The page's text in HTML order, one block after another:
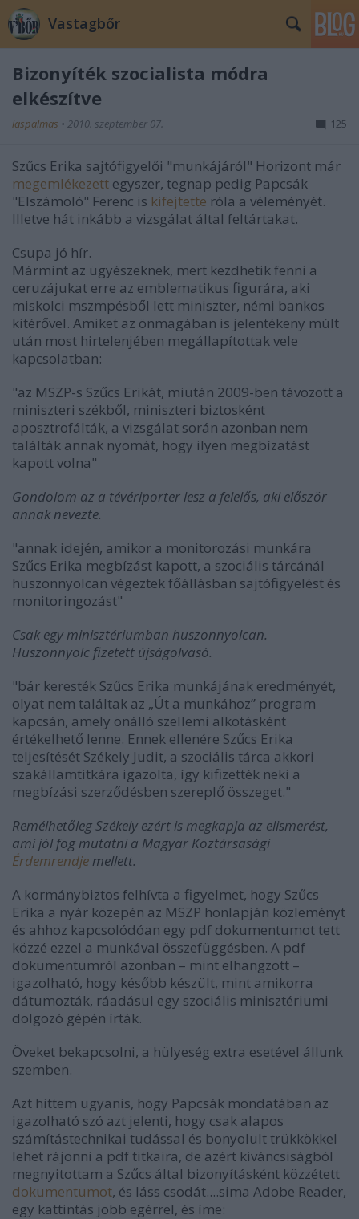
Vastagbőr
Bizonyíték szocialista módra
elkészítve
laspalmas • 2010. szeptember 07. 125
Szűcs Erika sajtófigyelői "munkájáról" Horizont már
megemlékezett egyszer, tegnap pedig Papcsák
"Elszámoló" Ferenc is kifejtette róla a véleményét.
Illetve hát inkább a vizsgálat által feltártakat.
Csupa jó hír.
Mármint az ügyészeknek, mert kezdhetik fenni a
ceruzájukat erre az emblematikus figurára, aki
miskolci mszmpésből lett miniszter, némi bankos
kitérővel. Amiket az önmagában is jelentékeny múlt
után most hirtelenjében megállapítottak vele
kapcsolatban:
"az MSZP-s Szűcs Erikát, miután 2009-ben távozott a
miniszteri székből, miniszteri biztosként
aposztrofálták, a vizsgálat során azonban nem
találták annak nyomát, hogy ilyen megbízatást
kapott volna"
Gondolom az a tévériporter lesz a felelős, aki először
annak nevezte.
"annak idején, amikor a monitorozási munkára
Szűcs Erika megbízást kapott, a szociális tárcánál
huszonnyolcan végeztek főállásban sajtófigyelést és
monitoringozást"
Csak egy minisztériumban huszonnyolcan.
Huszonnyolc fizetett újságolvasó.
"bár keresték Szűcs Erika munkájának eredményét,
olyat nem találtak az „Út a munkához” program
kapcsán, amely önálló szellemi alkotásként
értékelhető lenne. Ennek ellenére Szűcs Erika
teljesítését Székely Judit, a szociális tárca akkori
szakállamtitkára igazolta, így kifizették neki a
megbízási szerződésben szereplő összeget."
Remélhetőleg Székely ezért is megkapja az elismerést,
ami jól fog mutatni a Magyar Köztársasági
Érdemrendje mellett.
A kormánybiztos felhívta a figyelmet, hogy Szűcs
Erika a nyár közepén az MSZP honlapján közleményt
és ahhoz kapcsolódóan egy pdf dokumentumot tett
közzé ezzel a munkával összefüggésben. A pdf
dokumentumról azonban – mint elhangzott –
igazolható, hogy később készült, mint amikorra
dátumozták, ráadásul egy szociális minisztériumi
dolgozó gépén írták.
Öveket bekapcsolni, a hülyeség extra esetével állunk
szemben.
Azt hittem ugyanis, hogy Papcsák mondatában az
igazolható szó azt jelenti, hogy csak alapos
számítástechnikai tudással és bonyolult trükkökkel
lehet rájönni a pdf titkaira, de azért kiváncsiságból
megnyitottam a Szűcs által bizonyításként közzétett
dokumentumot, és láss csodát....sima Adobe Reader,
egy kattintás jobb egérrel, és íme: